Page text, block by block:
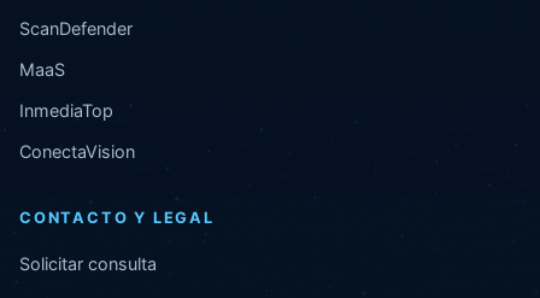
ScanDefender
MaaS
InmediaTop
ConectaVision
CONTACTO Y LEGAL
Solicitar consulta